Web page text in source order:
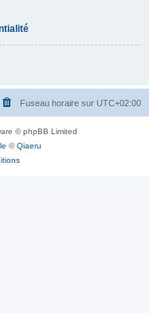
Fuseau horaire sur UTC+02:00
© phpBB Limited
©Qiaeru